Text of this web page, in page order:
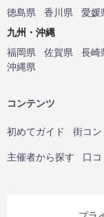
徳島県
香川県 愛媛
九州・沖縄
福岡県
佐賀県 長崎
沖縄県
コンテンツ
初めてガイド 街コン
主催者から探す 口